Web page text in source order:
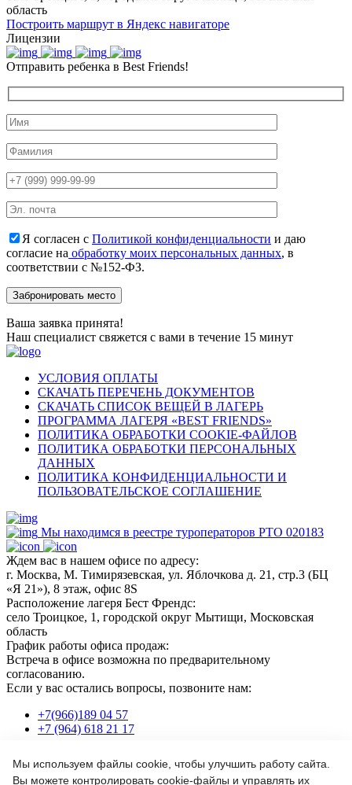
область
Построить маршрут в Яндекс навигаторе
Лицензии
Отправить ребенка в Best Friends!
Я согласен с Политикой конфиденциальности и даю
согласие на обработку моих персональных данных, в
соответствии с №152-ФЗ.
Ваша заявка принята!
Наш специалист свяжется с вами в течение 15 минут
УСЛОВИЯ ОПЛАТЫ
СКАЧАТЬ ПЕРЕЧЕНЬ ДОКУМЕНТОВ
СКАЧАТЬ СПИСОК ВЕЩЕЙ В ЛАГЕРЬ
ПРОГРАММА ЛАГЕРЯ «BEST FRIENDS»
ПОЛИТИКА ОБРАБОТКИ COOKIE-ФАЙЛОВ
ПОЛИТИКА ОБРАБОТКИ ПЕРСОНАЛЬНЫХ
ДАННЫХ
ПОЛИТИКА КОНФИДЕНЦИАЛЬНОСТИ И
ПОЛЬЗОВАТЕЛЬСКОЕ СОГЛАШЕНИЕ
Мы находимся в реестре туроператоров РТО 020183
Ждем вас в нашем офисе по адресу:
г. Москва, М. Тимирязевская, ул. Яблочкова д. 21, стр.3 (БЦ
«Я 21»), 8 этаж, офис 8S
Расположение лагеря Бест Френдс:
село Троицкое, 1, городской округ Мытищи, Московская
область
График работы офиса продаж:
Встреча в офисе возможна по предварительному
согласованию.
Если у вас остались вопросы, позвоните нам:
+7(966)189 04 57
+7 (964) 618 21 17
Или пишите нам на почту:
Мы используем файлы cookie, чтобы улучшить работу сайта.
Вы можете контролировать cookie-файлы и управлять их